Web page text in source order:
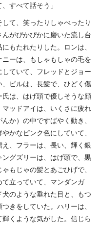
すべて話そう」
て、笑ったりしゃべったり
がぴかぴかに磨いた流し台
もたれたりした。ロンは、
ーは、もしゃもしゃの毛を
ていて、フレッドとジョー
ビルは、長髪で、ひどく傷
は、はげ頭で優しそうな顔
ッドアイは、いくさに疲れ
か）の中ですばやく動き、
かなピンク色にしていて、
、フラーは、長い、輝く銀
グズリーは、はげ頭で、黒
もじゃの髪とあごひげで、
立っていて、マンダンガ
のような垂れた目と、もつ
きをしていた。ハリーは、
くような気がした。信じら